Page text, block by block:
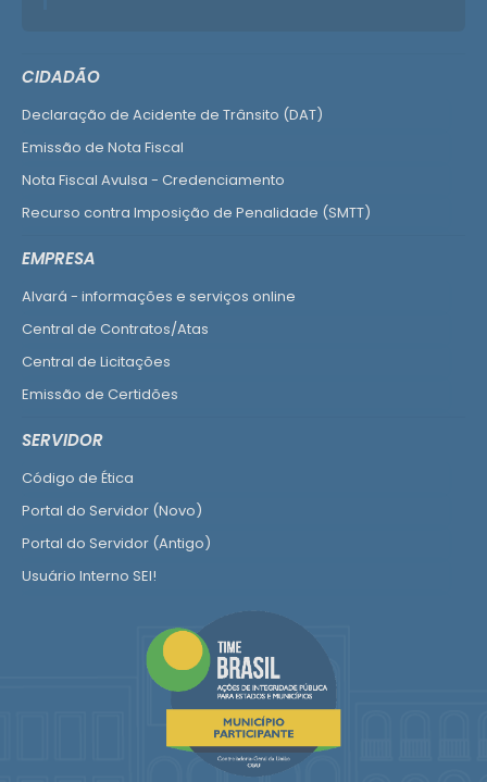
CIDADÃO
Declaração de Acidente de Trânsito (DAT)
Emissão de Nota Fiscal
Nota Fiscal Avulsa - Credenciamento
Recurso contra Imposição de Penalidade (SMTT)
EMPRESA
Alvará - informações e serviços online
Central de Contratos/Atas
Central de Licitações
Emissão de Certidões
SERVIDOR
Código de Ética
Portal do Servidor (Novo)
Portal do Servidor (Antigo)
Usuário Interno SEI!
Portal do Segurado
Manual de Gestão Patrimonial
Ver mais serviços para o Servidor